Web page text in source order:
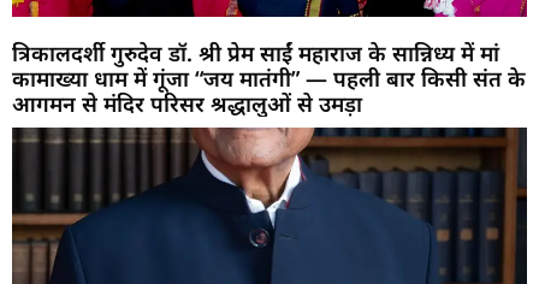
त्रिकालदर्शी गुरुदेव डॉ. श्री प्रेम साईं महाराज के सान्निध्य में मां
कामाख्या धाम में गूंजा “जय मातंगी” — पहली बार किसी संत के
आगमन से मंदिर परिसर श्रद्धालुओं से उमड़ा